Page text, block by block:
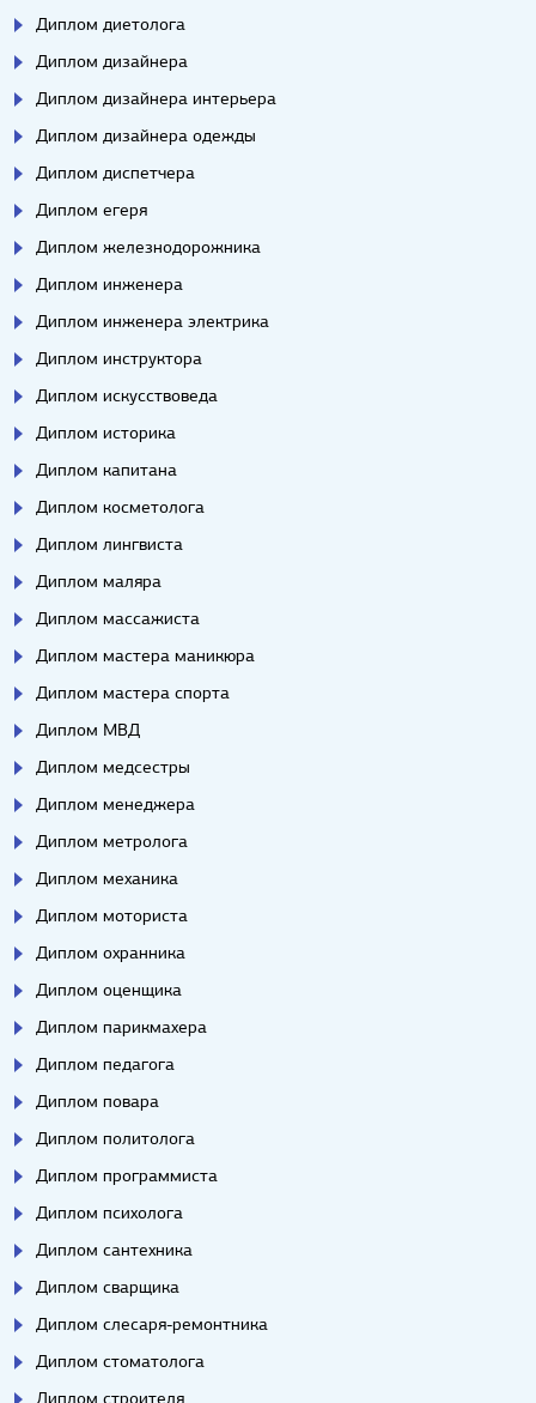
Диплом диетолога
Диплом дизайнера
Диплом дизайнера интерьера
Диплом дизайнера одежды
Диплом диспетчера
Диплом егеря
Диплом железнодорожника
Диплом инженера
Диплом инженера электрика
Диплом инструктора
Диплом искусствоведа
Диплом историка
Диплом капитана
Диплом косметолога
Диплом лингвиста
Диплом маляра
Диплом массажиста
Диплом мастера маникюра
Диплом мастера спорта
Диплом МВД
Диплом медсестры
Диплом менеджера
Диплом метролога
Диплом механика
Диплом моториста
Диплом охранника
Диплом оценщика
Диплом парикмахера
Диплом педагога
Диплом повара
Диплом политолога
Диплом программиста
Диплом психолога
Диплом сантехника
Диплом сварщика
Диплом слесаря-ремонтника
Диплом стоматолога
Диплом строителя